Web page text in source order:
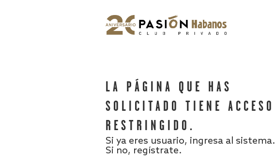
LA PÁGINA QUE HAS
SOLICITADO TIENE ACCESO
RESTRINGIDO.
Si ya eres usuario, ingresa al sistema.
Si no, regístrate.